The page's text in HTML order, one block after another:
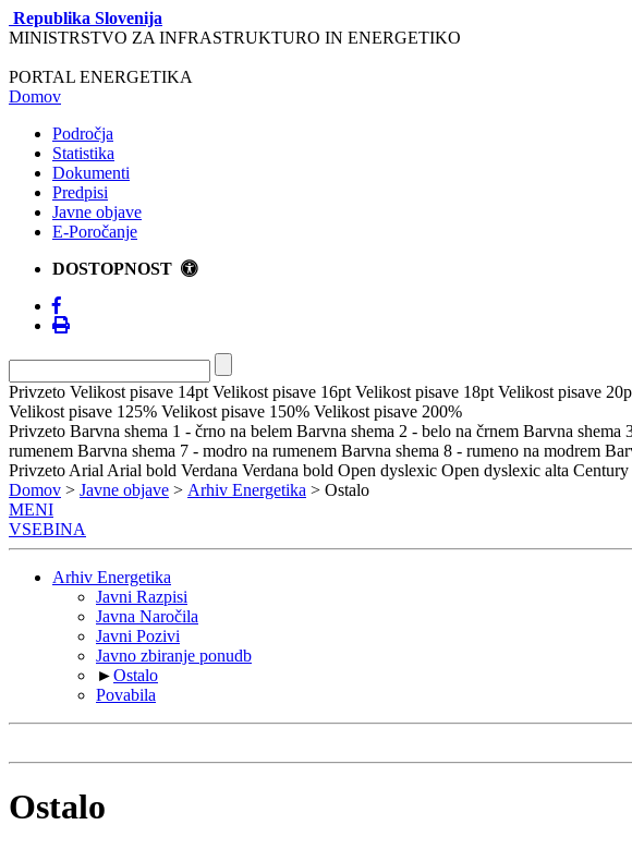
Republika Slovenija
MINISTRSTVO ZA INFRASTRUKTURO IN ENERGETIKO
PORTAL ENERGETIKA
Domov
Področja
Statistika
Dokumenti
Predpisi
Javne objave
E-Poročanje
DOSTOPNOST
Privzeto Velikost pisave 14pt Velikost pisave 16pt Velikost pisave 18pt Velikost pisave
Velikost pisave 125% Velikost pisave 150% Velikost pisave 200%
Privzeto Barvna shema 1 - črno na belem Barvna shema 2 - belo na črnem Barvna shema
rumenem Barvna shema 7 - modro na rumenem Barvna shema 8 - rumeno na modrem
Privzeto Arial Arial bold Verdana Verdana bold Open dyslexic Open dyslexic alta
Domov > Javne objave > Arhiv Energetika > Ostalo
MENI
VSEBINA
Arhiv Energetika
Javni Razpisi
Javna Naročila
Javni Pozivi
Javno zbiranje ponudb
►Ostalo
Povabila
Ostalo